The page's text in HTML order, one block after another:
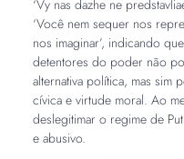
‘Vy nas dazhe ne
‘Você nem sequer nos
nos imaginar’, indicando
detentores do poder não
alternativa política, mas sim
cívica e virtude moral. Ao
deslegitimar o regime de
e abusivo.